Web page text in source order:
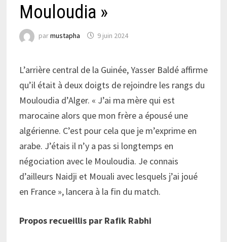
Mouloudia »
parmustapha 9 juin 2024
L’arrière central de la Guinée, Yasser Baldé affirme
qu’il était à deux doigts de rejoindre les rangs du
Mouloudia d’Alger. « J’ai ma mère qui est
marocaine alors que mon frère a épousé une
algérienne. C’est pour cela que je m’exprime en
arabe. J’étais il n’y a pas si longtemps en
négociation avec le Mouloudia. Je connais
d’ailleurs Naidji et Mouali avec lesquels j’ai joué
en France », lancera à la fin du match.
Propos recueillis par Rafik Rabhi